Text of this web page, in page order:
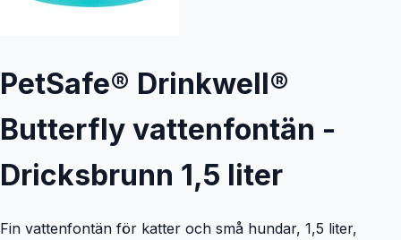
PetSafe® Drinkwell®
Butterfly vattenfontän -
Dricksbrunn 1,5 liter
Fin vattenfontän för katter och små hundar, 1,5 liter,